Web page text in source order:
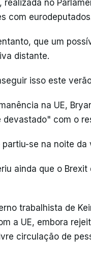
realizada no
com
que um
distante.
isso este
na UE,
com o
se na noite da
ainda que o
trabalhista de
a UE, embora
circulação de